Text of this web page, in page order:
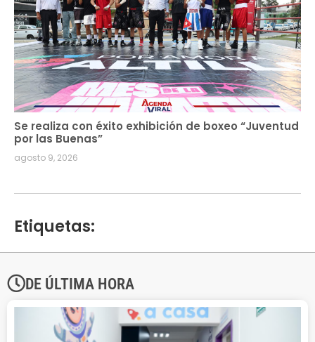
Se realiza con éxito exhibición de boxeo “Juventud
por las Buenas”
agosto 9, 2026
Etiquetas:
DE ÚLTIMA HORA